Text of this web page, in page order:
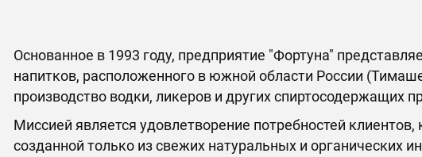
Основанное в 1993 году, предприятие "Фортуна"
напитков, расположенного в южной области России
производство водки, ликеров и других спиртосодержащих
Миссией является удовлетворение потребностей
созданной только из свежих натуральных и органических